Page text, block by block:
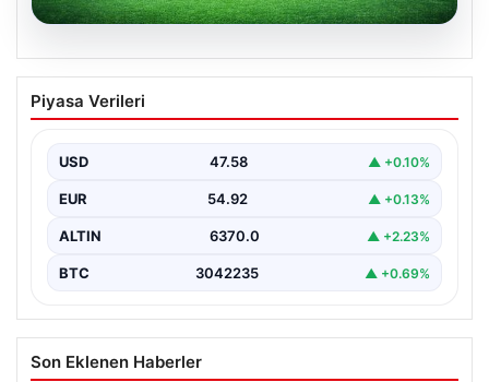
04.08.2026
(Özet) Larne – Iberia 1999 Maçı Özeti
ve Tüm Önemli Anları
Piyasa Verileri
USD 47.58 ▲ +0.10%
EUR 54.92 ▲ +0.13%
ALTIN 6370.0 ▲ +2.23%
BTC 3042235 ▲ +0.69%
Son Eklenen Haberler